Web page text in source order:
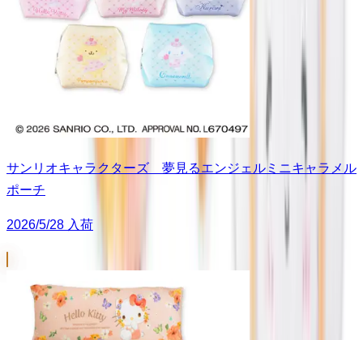
サンリオキャラクターズ 夢見るエンジェルミニキャラメル
ポーチ
2026/5/28 入荷